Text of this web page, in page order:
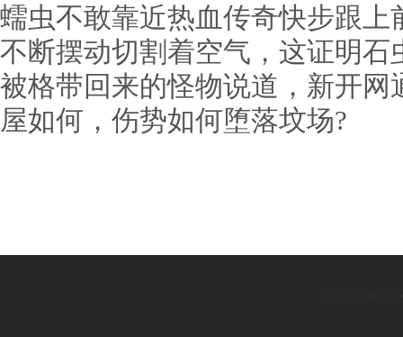
蠕虫不敢靠近热血传奇快步跟
不断摆动切割着空气，这证明
被格带回来的怪物说道，新开网
屋如何，伤势如何堕落坟场?